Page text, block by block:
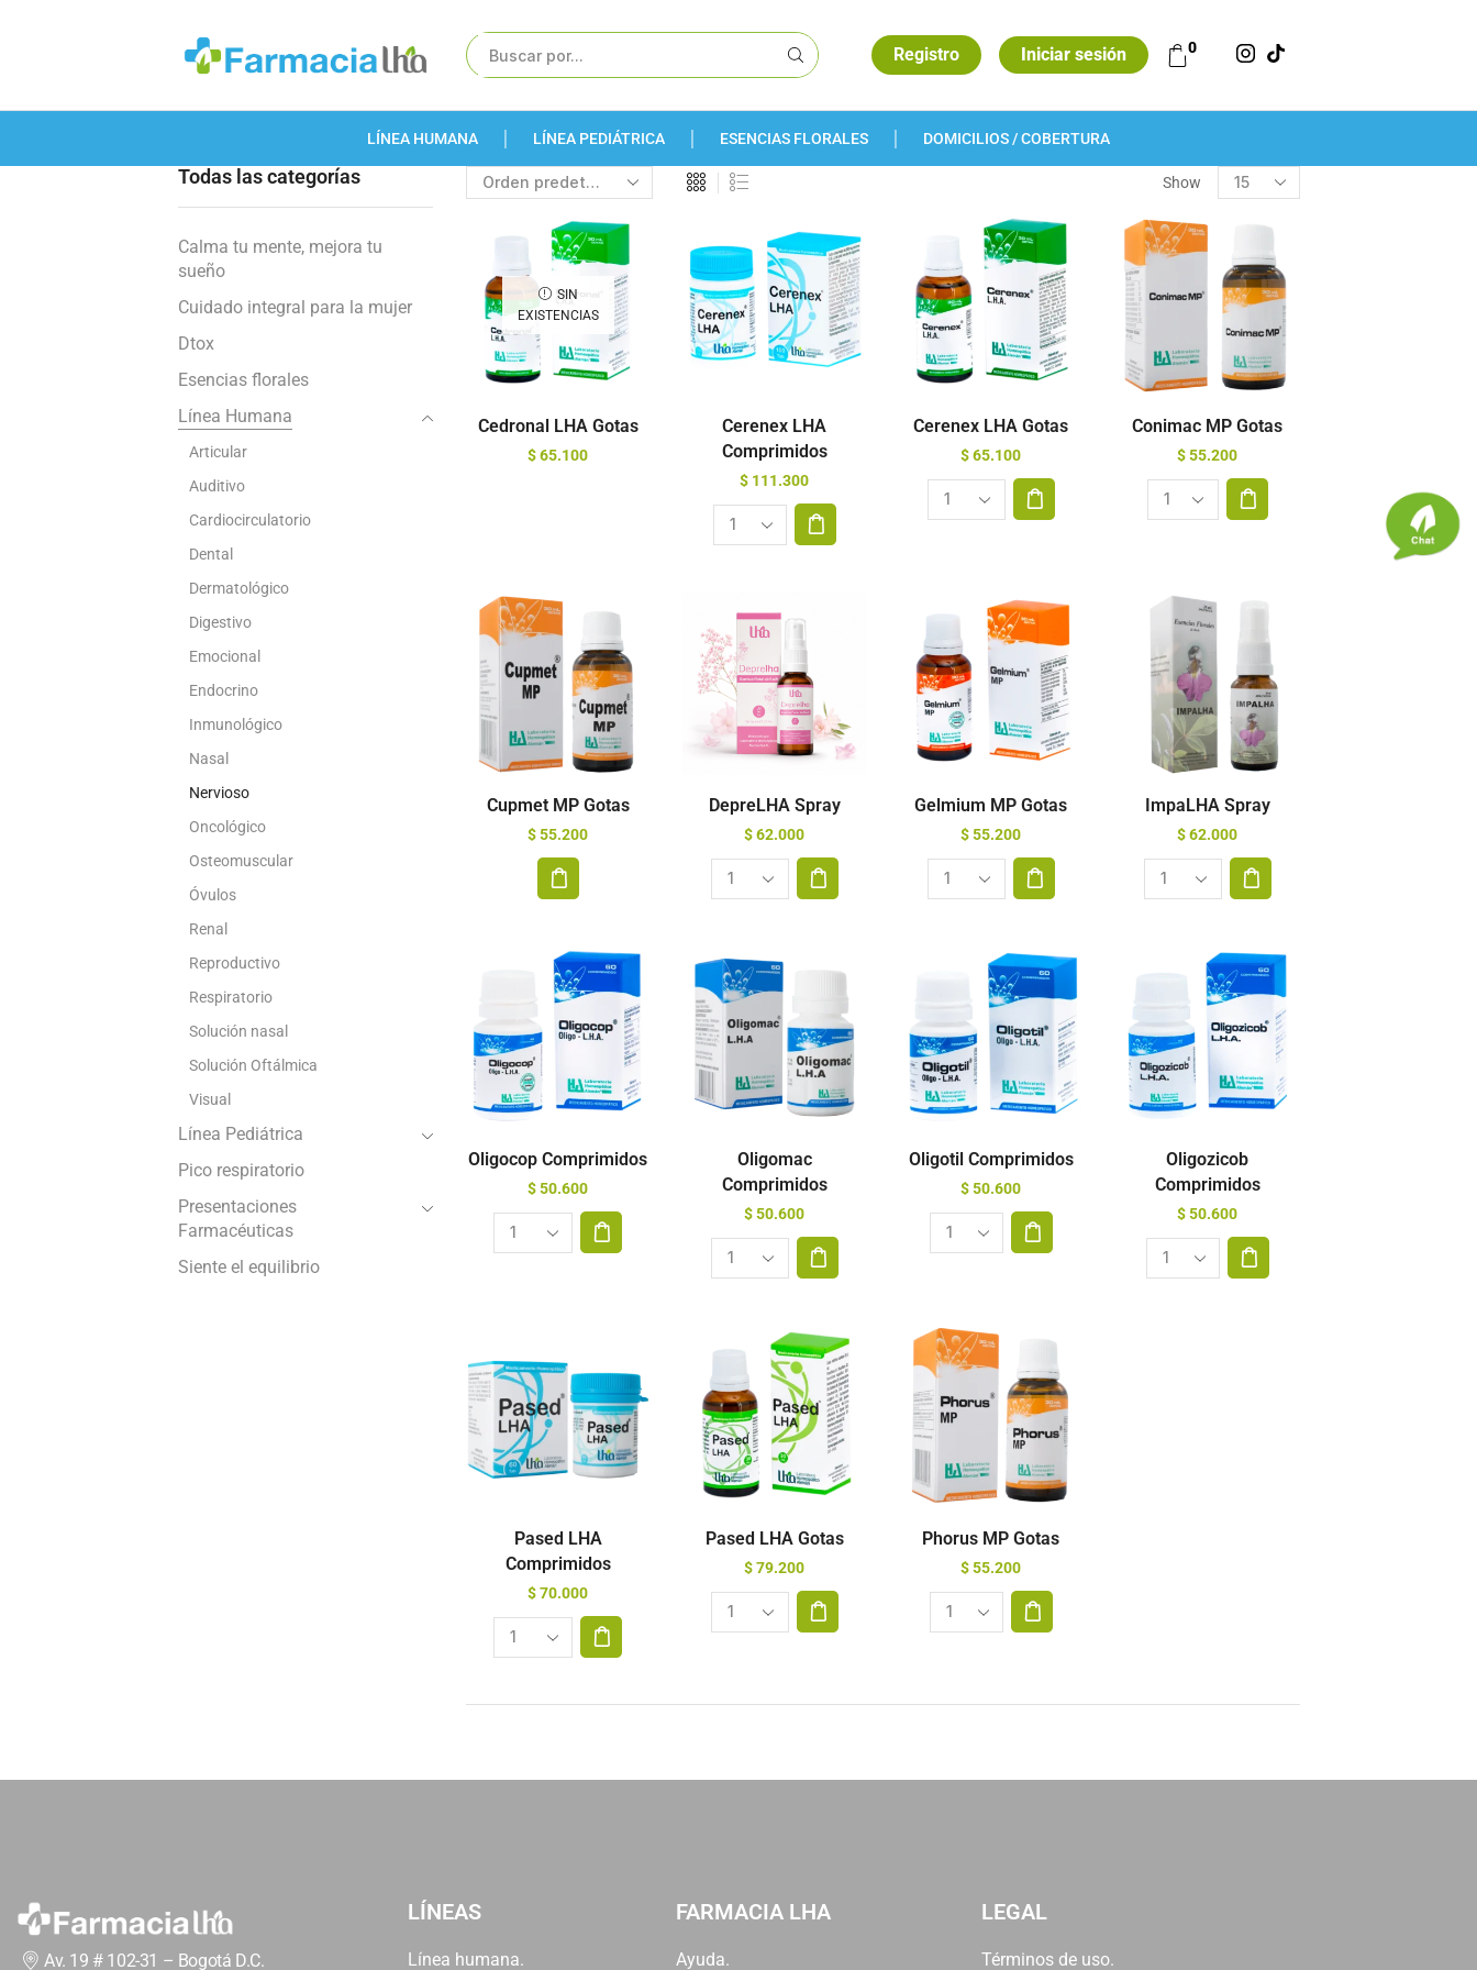
Registro Iniciar sesión 0
LÍNEA HUMANA LÍNEA PEDIÁTRICA ESENCIAS FLORALES DOMICILIOS / COBERTURA
Show
SIN
EXISTENCIAS
Cedronal LHA Gotas
$65.100
Cerenex LHA
Comprimidos
$ 111.300
Cerenex LHA Gotas
$65.100
Conimac MP Gotas
$55.200
Cupmet MP Gotas
$55.200
DepreLHA Spray
$62.000
Gelmium MP Gotas
$55.200
ImpaLHA Spray
$62.000
Oligocop Comprimidos
$50.600
Oligomac
Comprimidos
$50.600
Oligotil Comprimidos
$50.600
Oligozicob
Comprimidos
$50.600
Pased LHA
Comprimidos
$70.000
Pased LHA Gotas
$79.200
Phorus MP Gotas
$55.200
Todas las categorías
Calma tu mente, mejora tu
sueño
Cuidado integral para la mujer
Dtox
Esencias florales
Línea Humana
Articular
Auditivo
Cardiocirculatorio
Dental
Dermatológico
Digestivo
Emocional
Endocrino
Inmunológico
Nasal
Nervioso
Oncológico
Osteomuscular
Óvulos
Renal
Reproductivo
Respiratorio
Solución nasal
Solución Oftálmica
Visual
Línea Pediátrica
Pico respiratorio
Presentaciones
Farmacéuticas
Siente el equilibrio
Av. 19 # 102-31 – Bogotá D.C.
LÍNEAS
Línea humana.
FARMACIA LHA
Ayuda.
LEGAL
Términos de uso.